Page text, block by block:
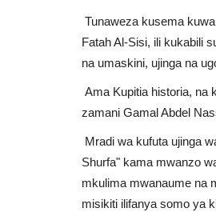
Tunaweza kusema
Fatah Al-Sisi, ili kukabili
na umaskini, ujinga na
Ama Kupitia historia, na
zamani Gamal Abdel
Mradi wa kufuta ujinga
Shurfa" kama mwanzo
mkulima mwanaume na
misikiti ilifanya somo ya